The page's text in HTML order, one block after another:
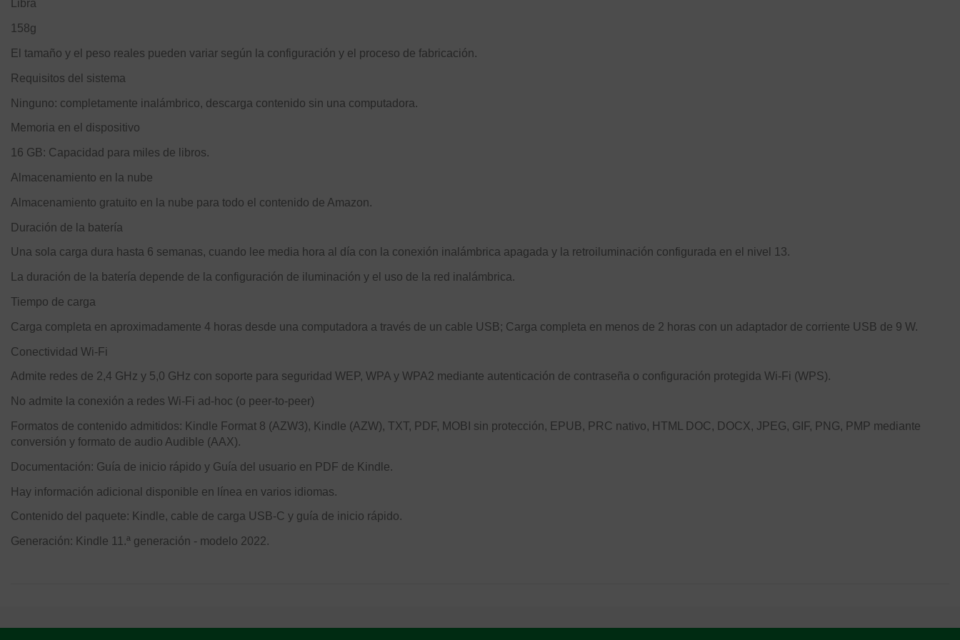
Libra
158g
El tamaño y el peso reales pueden variar según la configuración y el proceso de fabricación.
Requisitos del sistema
Ninguno: completamente inalámbrico, descarga contenido sin una computadora.
Memoria en el dispositivo
16 GB: Capacidad para miles de libros.
Almacenamiento en la nube
Almacenamiento gratuito en la nube para todo el contenido de Amazon.
Duración de la batería
Una sola carga dura hasta 6 semanas, cuando lee media hora al día con la conexión inalámbrica apagada y la retroiluminación configurada en el nivel 13.
La duración de la batería depende de la configuración de iluminación y el uso de la red inalámbrica.
Tiempo de carga
Carga completa en aproximadamente 4 horas desde una computadora a través de un cable USB; Carga completa en menos de 2 horas con un adaptador de corriente USB de 9 W.
Conectividad Wi-Fi
Admite redes de 2,4 GHz y 5,0 GHz con soporte para seguridad WEP, WPA y WPA2 mediante autenticación de contraseña o configuración protegida Wi-Fi (WPS).
No admite la conexión a redes Wi-Fi ad-hoc (o peer-to-peer)
Formatos de contenido admitidos: Kindle Format 8 (AZW3), Kindle (AZW), TXT, PDF, MOBI sin protección, EPUB, PRC nativo, HTML DOC, DOCX, JPEG, GIF, PNG, PMP mediante
conversión y formato de audio Audible (AAX).
Documentación: Guía de inicio rápido y Guía del usuario en PDF de Kindle.
Hay información adicional disponible en línea en varios idiomas.
Contenido del paquete: Kindle, cable de carga USB-C y guía de inicio rápido.
Generación: Kindle 11.ª generación - modelo 2022.